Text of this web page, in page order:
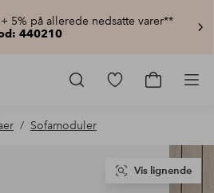
5% på allerede nedsatte varer**
440210
Gå
Gå
Sofamoduler
Vis lignende